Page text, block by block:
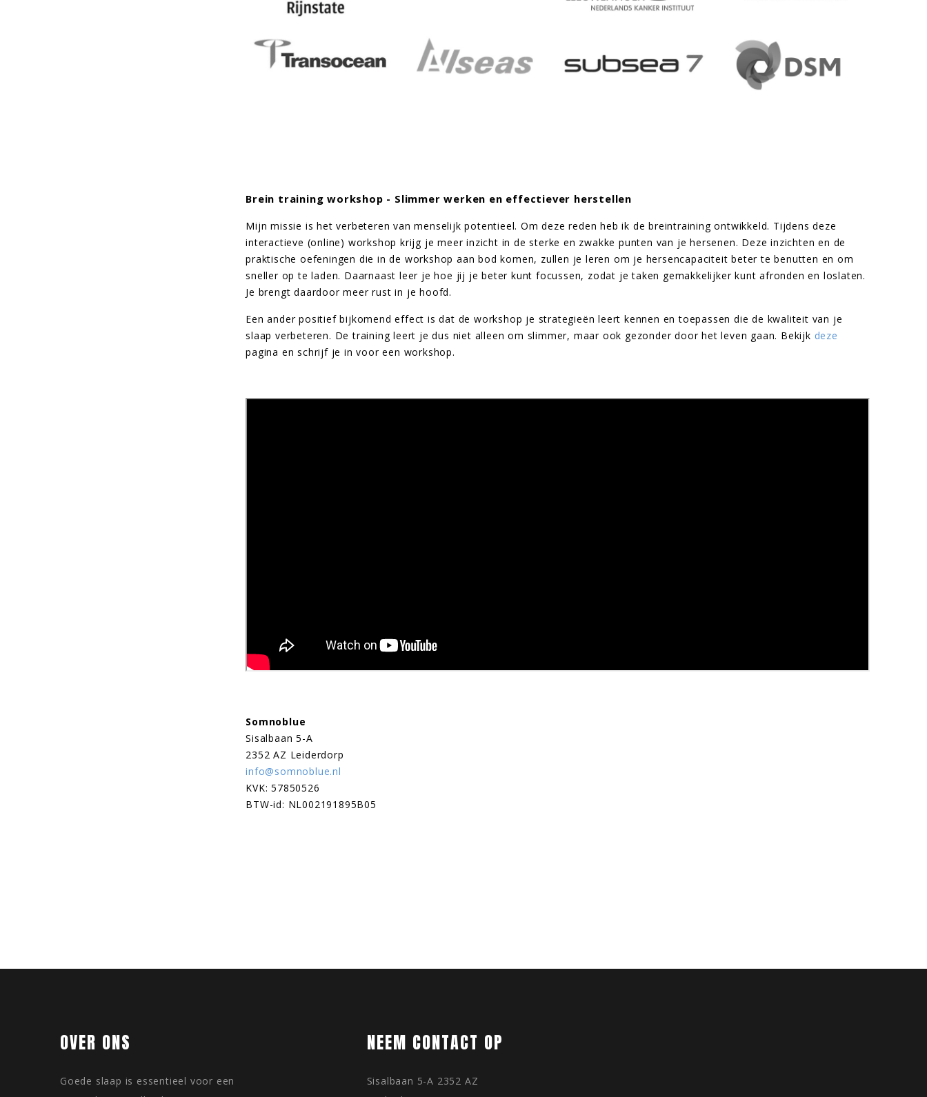
Brein training workshop - Slimmer werken en effectiever herstellen
Mijn missie is het verbeteren van menselijk potentieel. Om deze reden heb ik de breintraining ontwikkeld. Tijdens deze
interactieve (online) workshop krijg je meer inzicht in de sterke en zwakke punten van je hersenen. Deze inzichten en de
praktische oefeningen die in de workshop aan bod komen, zullen je leren om je hersencapaciteit beter te benutten en om
sneller op te laden. Daarnaast leer je hoe jij je beter kunt focussen, zodat je taken gemakkelijker kunt afronden en loslaten.
Je brengt daardoor meer rust in je hoofd.
Een ander positief bijkomend effect is dat de workshop je strategieën leert kennen en toepassen die de kwaliteit van je
slaap verbeteren. De training leert je dus niet alleen om slimmer, maar ook gezonder door het leven gaan. Bekijk deze
pagina en schrijf je in voor een workshop.
Somnoblue
Sisalbaan 5-A
2352 AZ Leiderdorp
info@somnoblue.nl
KVK: 57850526
BTW-id: NL002191895B05
OVER ONS
Goede slaap is essentieel voor een
NEEM CONTACT OP
Sisalbaan 5-A 2352 AZ